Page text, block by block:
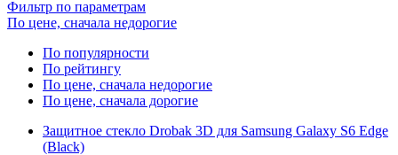
Фильтр по параметрам
По цене, сначала недорогие
По популярности
По рейтингу
По цене, сначала недорогие
По цене, сначала дорогие
Защитное стекло Drobak 3D для Samsung Galaxy S6 Edge
(Black)